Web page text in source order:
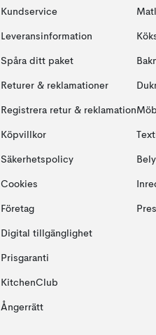
Kundservice
Leveransinformation
Spåra ditt paket
Returer & reklamationer
Registrera retur & reklamation
Köpvillkor
Säkerhetspolicy
Cookies
Företag
Digital tillgänglighet
Prisgaranti
KitchenClub
Ångerrätt